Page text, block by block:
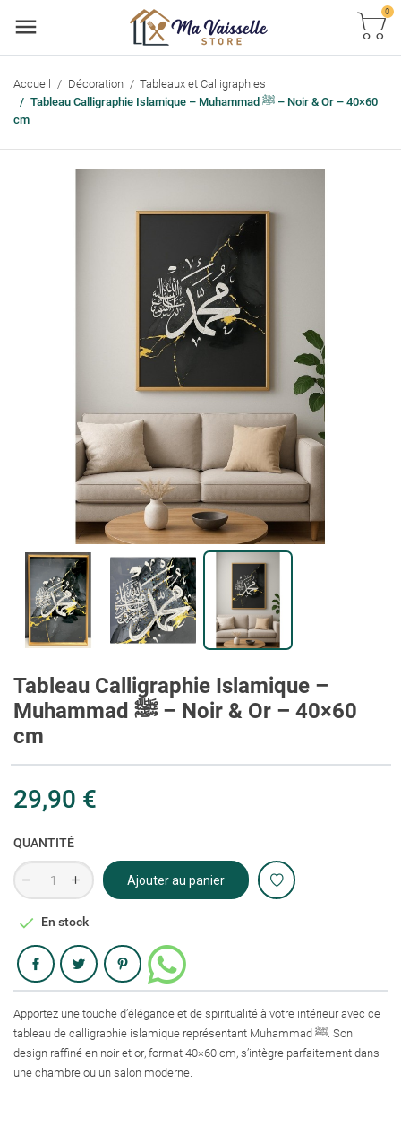
0
Accueil Décoration
Tableaux et Calligraphies
Tableau Calligraphie Islamique – Muhammad ﷺ – Noir & Or – 40×60
cm
Tableau Calligraphie Islamique –
Muhammad ﷺ – Noir & Or – 40×60
cm
29,90 €
QUANTITÉ
Ajouter au panier
 En stock
Partager
Apportez une touche d’élégance et de spiritualité à votre intérieur avec ce
tableau de calligraphie islamique représentant Muhammad ﷺ. Son
design raffiné en noir et or, format 40×60 cm, s’intègre parfaitement dans
une chambre ou un salon moderne.